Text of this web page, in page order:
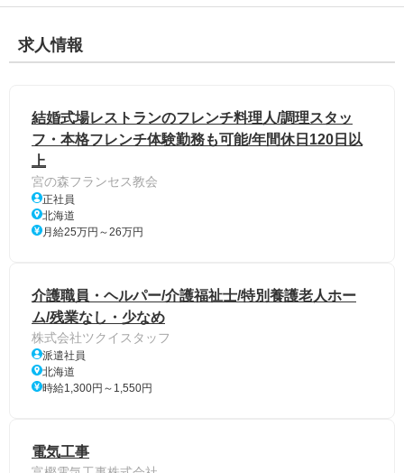
求人情報
結婚式場レストランのフレンチ料理人/調理スタッ
フ・本格フレンチ体験勤務も可能/年間休日120日以
上
宮の森フランセス教会
正社員
北海道
月給25万円～26万円
介護職員・ヘルパー/介護福祉士/特別養護老人ホー
ム/残業なし・少なめ
株式会社ツクイスタッフ
派遣社員
北海道
時給1,300円～1,550円
電気工事